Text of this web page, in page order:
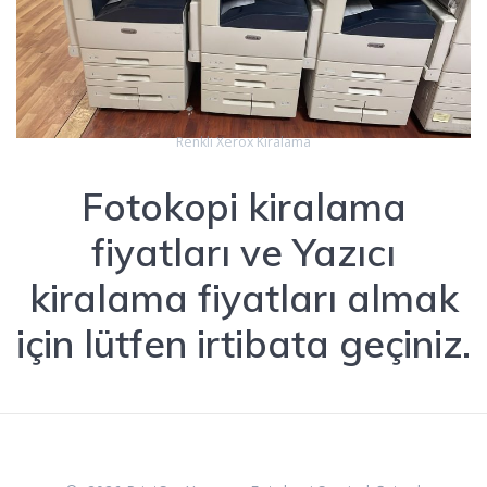
Renkli Xerox Kiralama
Fotokopi kiralama
fiyatları ve Yazıcı
kiralama fiyatları almak
için lütfen irtibata geçiniz.